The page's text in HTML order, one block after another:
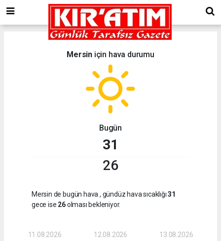
Mersin için hava durumu
Bugün
31
26
Mersin de bugün hava , gündüz hava sıcaklığı31
gece ise 26olması bekleniyor.
11.08.2026 12.08.2026 13.08.2026